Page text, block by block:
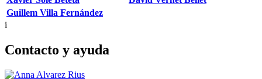
Guillem Villa Fernández
i
Contacto y ayuda